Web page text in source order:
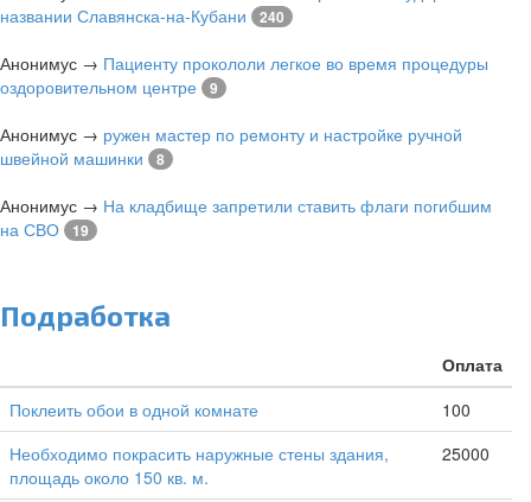
названии Славянска-на-Кубани
240
Анонимус → Пациенту прокололи легкое во время процедуры
оздоровительном центре
9
Анонимус → ружен мастер по ремонту и настройке ручной
швейной машинки
8
Анонимус → На кладбище запретили ставить флаги погибшим
на СВО
19
Подработка
Оплата
Поклеить обои в одной комнате
100
Необходимо покрасить наружные стены здания,
площадь около 150 кв. м.
25000